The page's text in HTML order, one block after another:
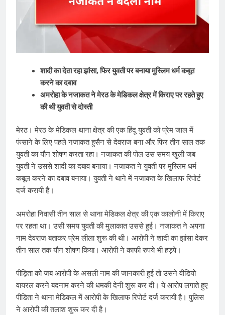
शादी का देता रहा झांसा, फिर युवती पर बनाया मु​स्लिम धर्म कबूत
करने का दबाव
अमरोहा के नजाकत ने मेरठ के मेडिकल क्षेत्र में किराए पर रहते हुए
की थी युवती से दोस्ती
मेरठ। मेरठ के मेडिकल थाना क्षेत्र की एक हिंदू युवती को प्रेम जाल में
फंसाने के लिए पहले नजाकत हुसैन से देवराज बना और फिर तीन साल तक
युवती का यौन शोषण करता रहा। नजाकत की पोल उस समय खुली जब
युवती ने उससे शादी का दबाव बनाया। नजाकत ने युवती पर मु​स्लिम धर्म
कबूल करने का दबाव बनाया। युवती ने थाने में नजाकत के ​खिलाफ रिपोर्ट
दर्ज करायी है।
अमरोहा निवासी तीन साल से थाना मेडिकल क्षेत्र की एक कालोनी में किराए
पर रहता था। उसी समय युवती की मुलाकात उससे हुई। नजाकत ने अपना
नाम देवराज बताकर प्रेम लीला शुरू की थी। आरोपी ने शादी का झांसा देकर
तीन साल तक यौन शोषण किया। आरोपी ने काफी रुपये भी हड़पे।
पीड़िता को जब आरोपी के असली नाम की जानकारी हुई तो उसने वीडियो
वायरल करने बदनाम करने की धमकी देनी शुरू कर दी। ये आरोप लगाते हुए
पीडिता ने थाना मेडिकल में आरोपी के ​खिलाफ रिपोर्ट दर्ज करायी है। पुलिस
ने आरोपी की तलाश शुरू कर दी है।